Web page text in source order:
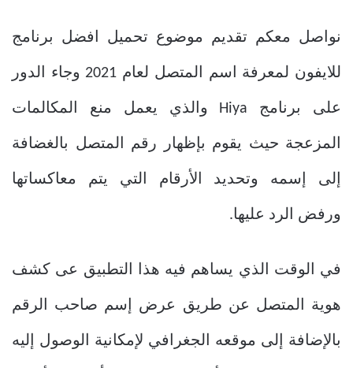
نواصل معكم تقديم موضوع تحميل افضل برنامج
للايفون لمعرفة اسم المتصل لعام 2021 وجاء الدور
على برنامج Hiya والذي يعمل منع المكالمات
المزعجة حيث يقوم بإظهار رقم المتصل بالغضافة
إلى إسمه وتحديد الأرقام التي يتم معاكساتها
ورفض الرد عليها.
في الوقت الذي يساهم فيه هذا التطبيق عى كشف
هوية المتصل عن طريق عرض إسم صاحب الرقم
بالإضافة إلى موقعه الجغرافي لإمكانية الوصول إليه